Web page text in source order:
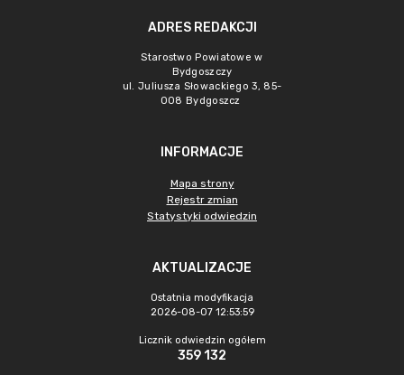
ADRES REDAKCJI
Starostwo Powiatowe w
Bydgoszczy
ul. Juliusza Słowackiego 3, 85-
008 Bydgoszcz
INFORMACJE
Mapa strony
Rejestr zmian
Statystyki odwiedzin
AKTUALIZACJE
Ostatnia modyfikacja
2026-08-07 12:53:59
Licznik odwiedzin ogółem
359 132